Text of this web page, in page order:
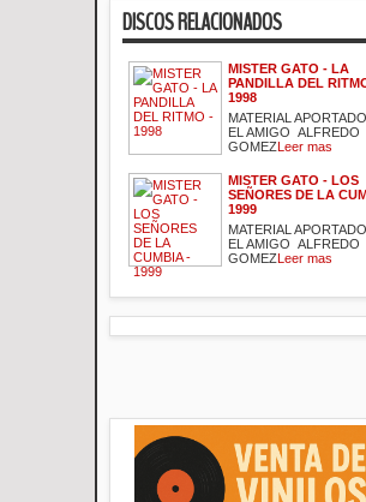
DISCOS RELACIONADOS
MISTER GATO - LA
PANDILLA DEL
1998
MATERIAL
EL AMIGO ALFREDO
GOMEZLeer mas
MISTER GATO - LOS
SEÑORES DE LA
1999
MATERIAL
EL AMIGO ALFREDO
GOMEZLeer mas